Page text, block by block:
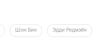
Шон Бин Эдди Редмэйн